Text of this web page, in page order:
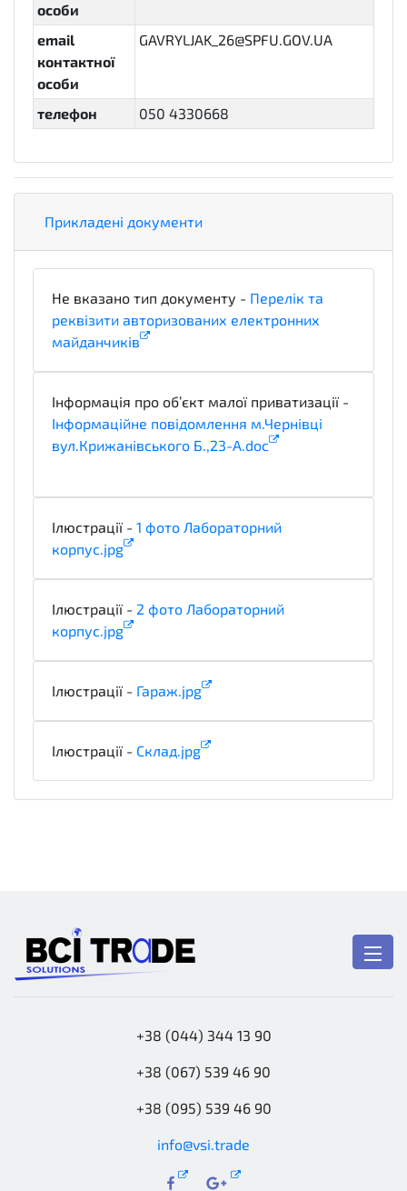
особи
email
контактної
особи
GAVRYLJAK_26@SPFU.GOV.UA
телефон 050 4330668
Прикладені документи
Не вказано тип документу - Перелік та
реквізити авторизованих електронних
майданчиків
Інформація про об’єкт малої приватизації -
Інформаційне повідомлення м.Чернівці
вул.Крижанівського Б.,23-А.doc
Ілюстрації - 1 фото Лабораторний
корпус.jpg
Ілюстрації - 2 фото Лабораторний
корпус.jpg
Ілюстрації - Гараж.jpg
Ілюстрації - Склад.jpg
+38 (044) 344 13 90
+38 (067) 539 46 90
+38 (095) 539 46 90
info@vsi.trade